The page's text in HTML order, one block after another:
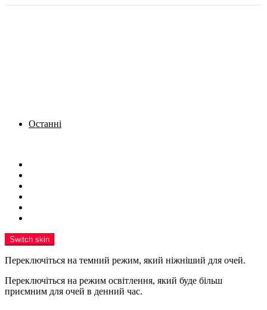
Останні
Switch skin
Переключіться на темний режим, який ніжніший для очей.
Переключіться на режим освітлення, який буде більш
приємним для очей в денний час.